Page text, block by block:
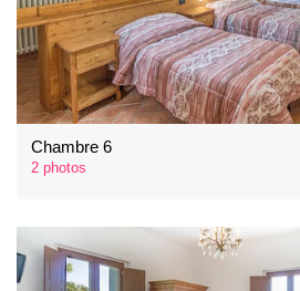
Chambre 6
2 photos